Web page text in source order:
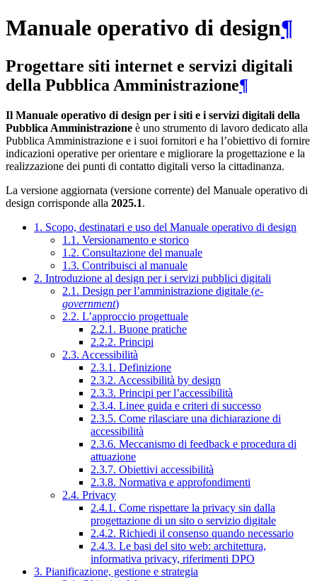
Manuale operativo di design¶
Progettare siti internet e servizi digitali
della Pubblica Amministrazione¶
Il Manuale operativo di design per i siti e i servizi digitali della
Pubblica Amministrazione è uno strumento di lavoro dedicato alla
Pubblica Amministrazione e i suoi fornitori e ha l’obiettivo di fornire
indicazioni operative per orientare e migliorare la progettazione e la
realizzazione dei punti di contatto digitali verso la cittadinanza.
La versione aggiornata (versione corrente) del Manuale operativo di
design corrisponde alla 2025.1.
1. Scopo, destinatari e uso del Manuale operativo di design
1.1. Versionamento e storico
1.2. Consultazione del manuale
1.3. Contribuisci al manuale
2. Introduzione al design per i servizi pubblici digitali
2.1. Design per l’amministrazione digitale (e-
government)
2.2. L’approccio progettuale
2.2.1. Buone pratiche
2.2.2. Principi
2.3. Accessibilità
2.3.1. Definizione
2.3.2. Accessibilità by design
2.3.3. Principi per l’accessibilità
2.3.4. Linee guida e criteri di successo
2.3.5. Come rilasciare una dichiarazione di
accessibilità
2.3.6. Meccanismo di feedback e procedura di
attuazione
2.3.7. Obiettivi accessibilità
2.3.8. Normativa e approfondimenti
2.4. Privacy
2.4.1. Come rispettare la privacy sin dalla
progettazione di un sito o servizio digitale
2.4.2. Richiedi il consenso quando necessario
2.4.3. Le basi del sito web: architettura,
informativa privacy, riferimenti DPO
3. Pianificazione, gestione e strategia